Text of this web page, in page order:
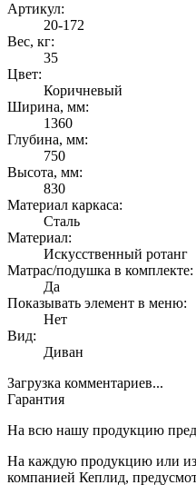
Артикул:
20-172
Вес, кг:
35
Цвет:
Коричневый
Ширина, мм:
1360
Глубина, мм:
750
Высота, мм:
830
Материал каркаса:
Сталь
Материал:
Искусственный ротанг
Матрас/подушка в комплекте:
Да
Показывать элемент в меню:
Нет
Вид:
Диван
Загрузка комментариев...
Гарантия
На всю нашу продукцию
На каждую продукцию или
компанией Кеплид,